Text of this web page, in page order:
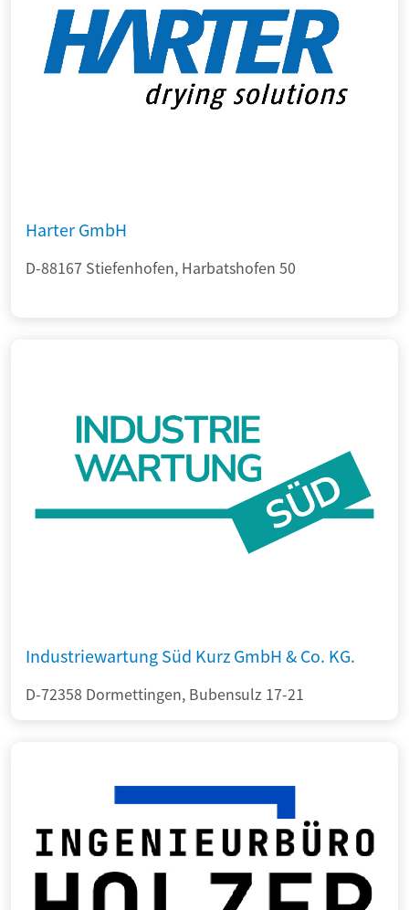
Harter GmbH
D-88167 Stiefenhofen, Harbatshofen 50
Industriewartung Süd Kurz GmbH & Co. KG.
D-72358 Dormettingen, Bubensulz 17-21